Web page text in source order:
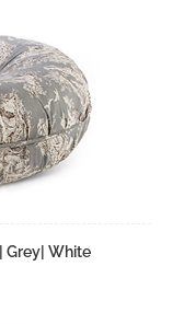
Grey| White